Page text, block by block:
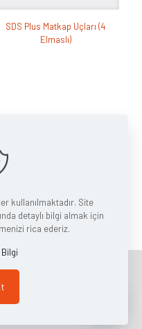
SDS Plus Matkap Uçları (4
Elmaslı)
kullanılmaktadır. Site
detaylı bilgi almak için
rica ederiz.